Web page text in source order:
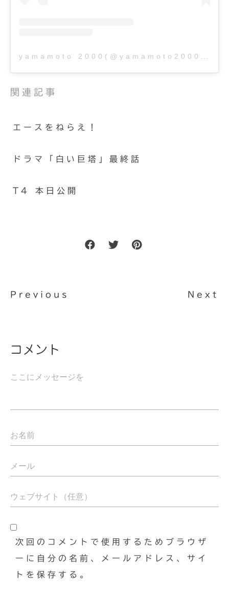
関連記事
エースをねらえ！
ドラマ「白い巨塔」最終話
T4 本日公開
Previous Next
コメント
次回のコメントで使用するためブラウザ
ーに自分の名前、メールアドレス、サイ
トを保存する。